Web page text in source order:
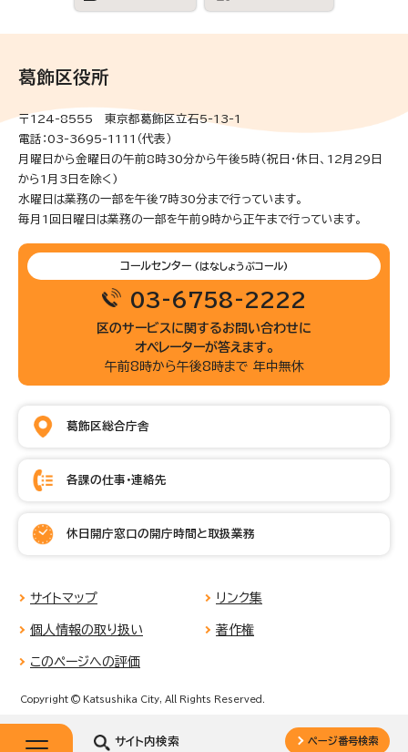
サイト内検索 ページ番号検索
葛飾区役所
〒124-8555 東京都葛飾区立石5-13-1
電話：03-3695-1111（代表）
月曜日から金曜日の午前8時30分から午後5時(祝日・休日、12月29日
から1月3日を除く)
水曜日は業務の一部を午後7時30分まで行っています。
毎月1回日曜日は業務の一部を午前9時から正午まで行っています。
コールセンター (はなしょうぶコール)
03-6758-2222
区のサービスに関するお問い合わせに
オペレーターが答えます。
午前8時から午後8時まで 年中無休
葛飾区総合庁舎
各課の仕事・連絡先
休日開庁窓口の開庁時間と取扱業務
サイトマップ リンク集
個人情報の取り扱い 著作権
このページへの評価
Copyright © Katsushika City, All Rights Reserved.